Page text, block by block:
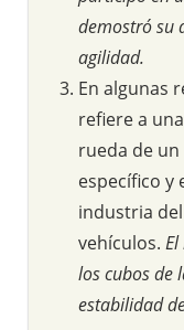
demostró su
agilidad.
En algunas
refiere a
rueda de un
específico y
industria
vehículos.
los cubos de
estabilidad